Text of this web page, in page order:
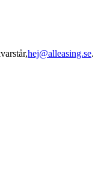
hej@alleasing.se.